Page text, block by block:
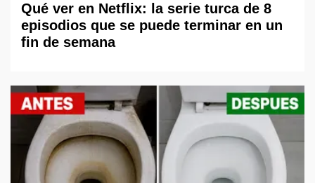
Qué ver en Netflix: la serie turca de 8
episodios que se puede terminar en un
fin de semana